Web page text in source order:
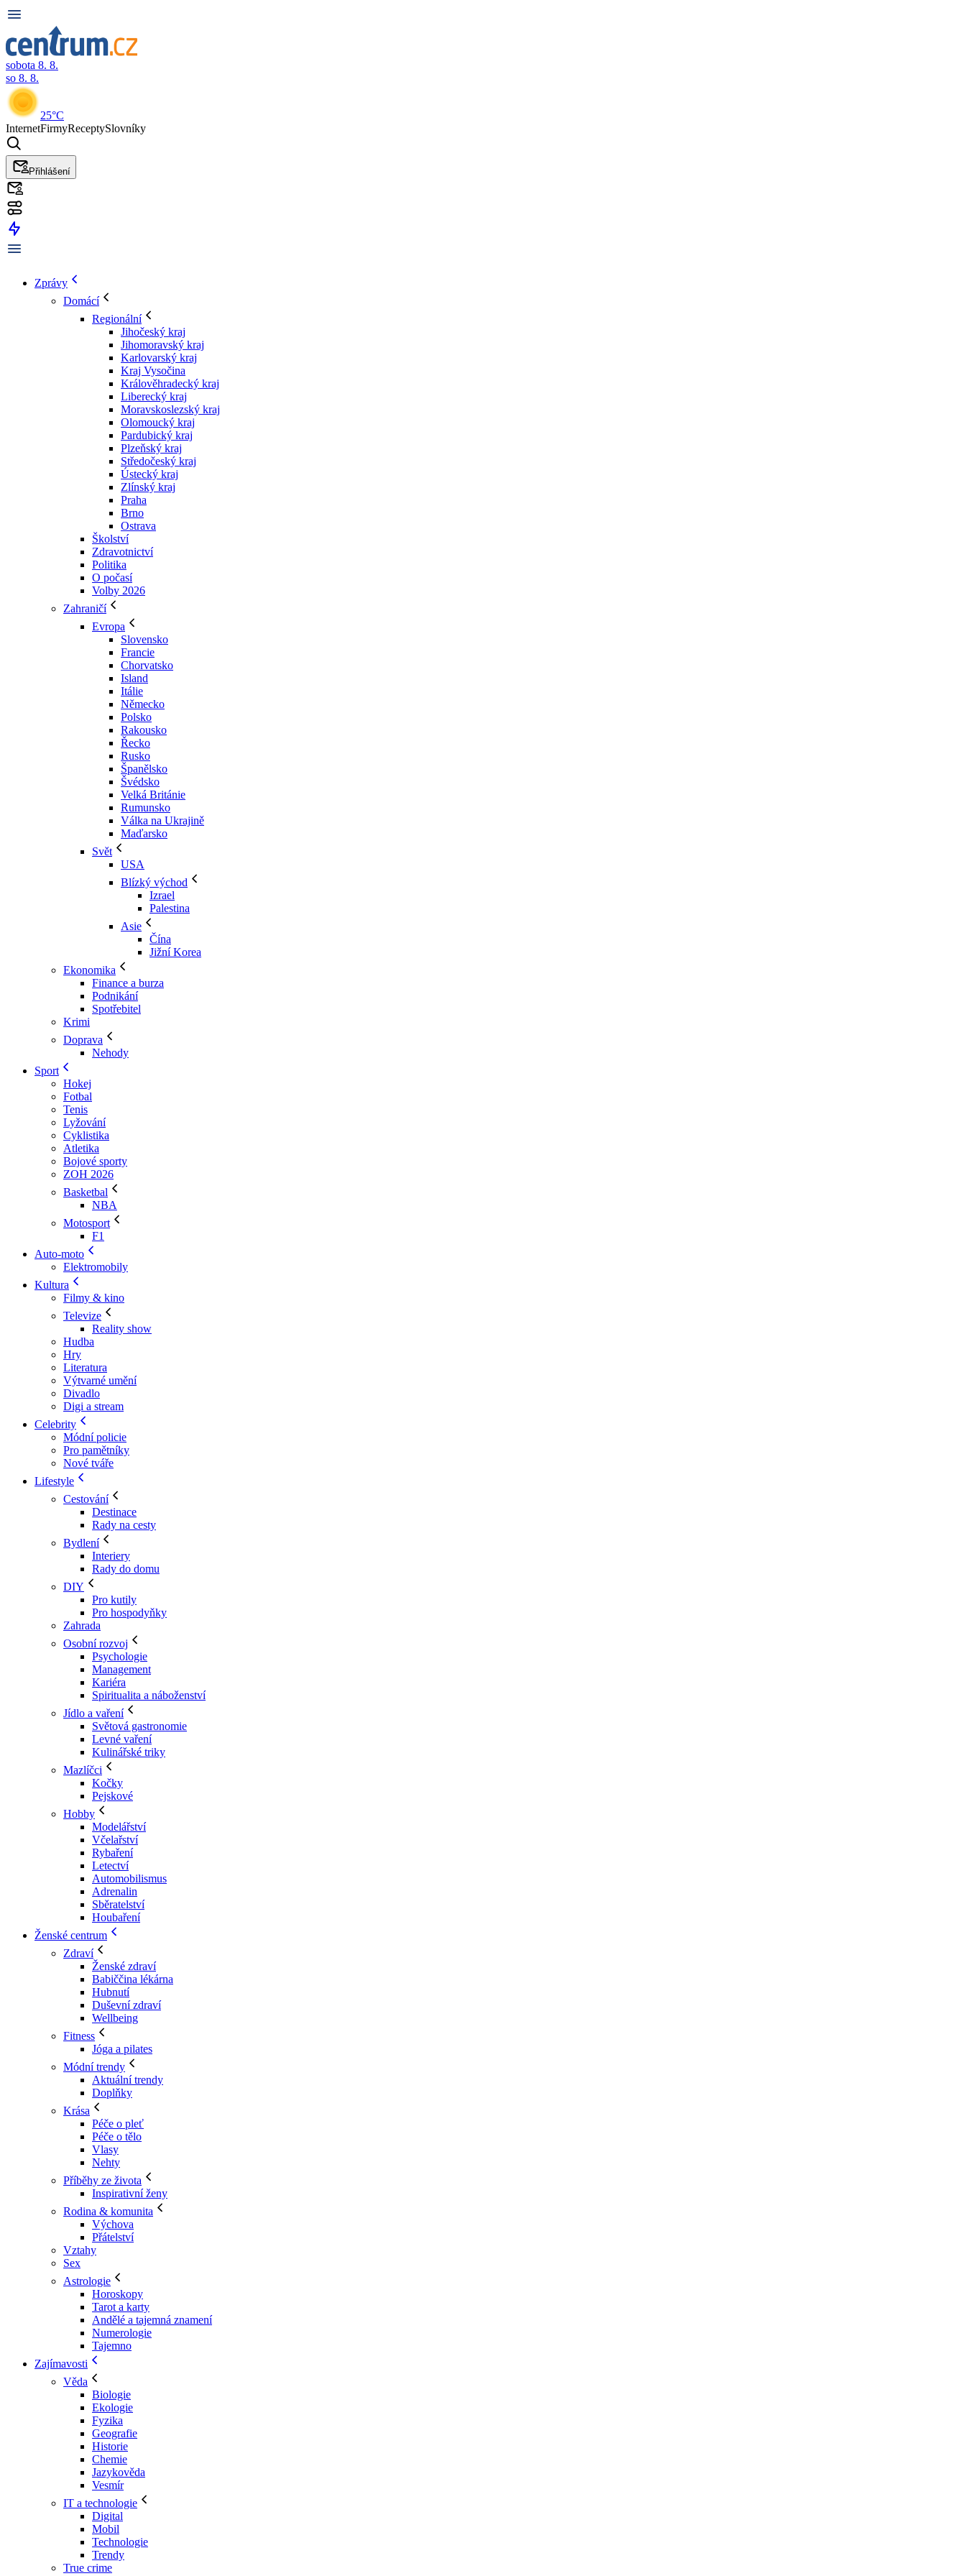
sobota 8. 8.
so 8. 8.
25°C
InternetFirmyReceptySlovníky
Přihlášení
Zprávy
Domácí
Regionální
Jihočeský kraj
Jihomoravský kraj
Karlovarský kraj
Kraj Vysočina
Králověhradecký kraj
Liberecký kraj
Moravskoslezský kraj
Olomoucký kraj
Pardubický kraj
Plzeňský kraj
Středočeský kraj
Ústecký kraj
Zlínský kraj
Praha
Brno
Ostrava
Školství
Zdravotnictví
Politika
O počasí
Volby 2026
Zahraničí
Evropa
Slovensko
Francie
Chorvatsko
Island
Itálie
Německo
Polsko
Rakousko
Řecko
Rusko
Španělsko
Švédsko
Velká Británie
Rumunsko
Válka na Ukrajině
Maďarsko
Svět
USA
Blízký východ
Izrael
Palestina
Asie
Čína
Jižní Korea
Ekonomika
Finance a burza
Podnikání
Spotřebitel
Krimi
Doprava
Nehody
Sport
Hokej
Fotbal
Tenis
Lyžování
Cyklistika
Atletika
Bojové sporty
ZOH 2026
Basketbal
NBA
Motosport
F1
Auto-moto
Elektromobily
Kultura
Filmy & kino
Televize
Reality show
Hudba
Hry
Literatura
Výtvarné umění
Divadlo
Digi a stream
Celebrity
Módní policie
Pro pamětníky
Nové tváře
Lifestyle
Cestování
Destinace
Rady na cesty
Bydlení
Interiery
Rady do domu
DIY
Pro kutily
Pro hospodyňky
Zahrada
Osobní rozvoj
Psychologie
Management
Kariéra
Spiritualita a náboženství
Jídlo a vaření
Světová gastronomie
Levné vaření
Kulinářské triky
Mazlíčci
Kočky
Pejskové
Hobby
Modelářství
Včelařství
Rybaření
Letectví
Automobilismus
Adrenalin
Sběratelství
Houbaření
Ženské centrum
Zdraví
Ženské zdraví
Babiččina lékárna
Hubnutí
Duševní zdraví
Wellbeing
Fitness
Jóga a pilates
Módní trendy
Aktuální trendy
Doplňky
Krása
Péče o pleť
Péče o tělo
Vlasy
Nehty
Příběhy ze života
Inspirativní ženy
Rodina & komunita
Výchova
Přátelství
Vztahy
Sex
Astrologie
Horoskopy
Tarot a karty
Andělé a tajemná znamení
Numerologie
Tajemno
Zajímavosti
Věda
Biologie
Ekologie
Fyzika
Geografie
Historie
Chemie
Jazykověda
Vesmír
IT a technologie
Digital
Mobil
Technologie
Trendy
True crime